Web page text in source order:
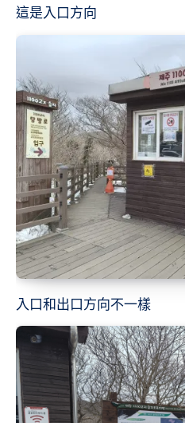
這是入口方向
入口和出口方向不一樣